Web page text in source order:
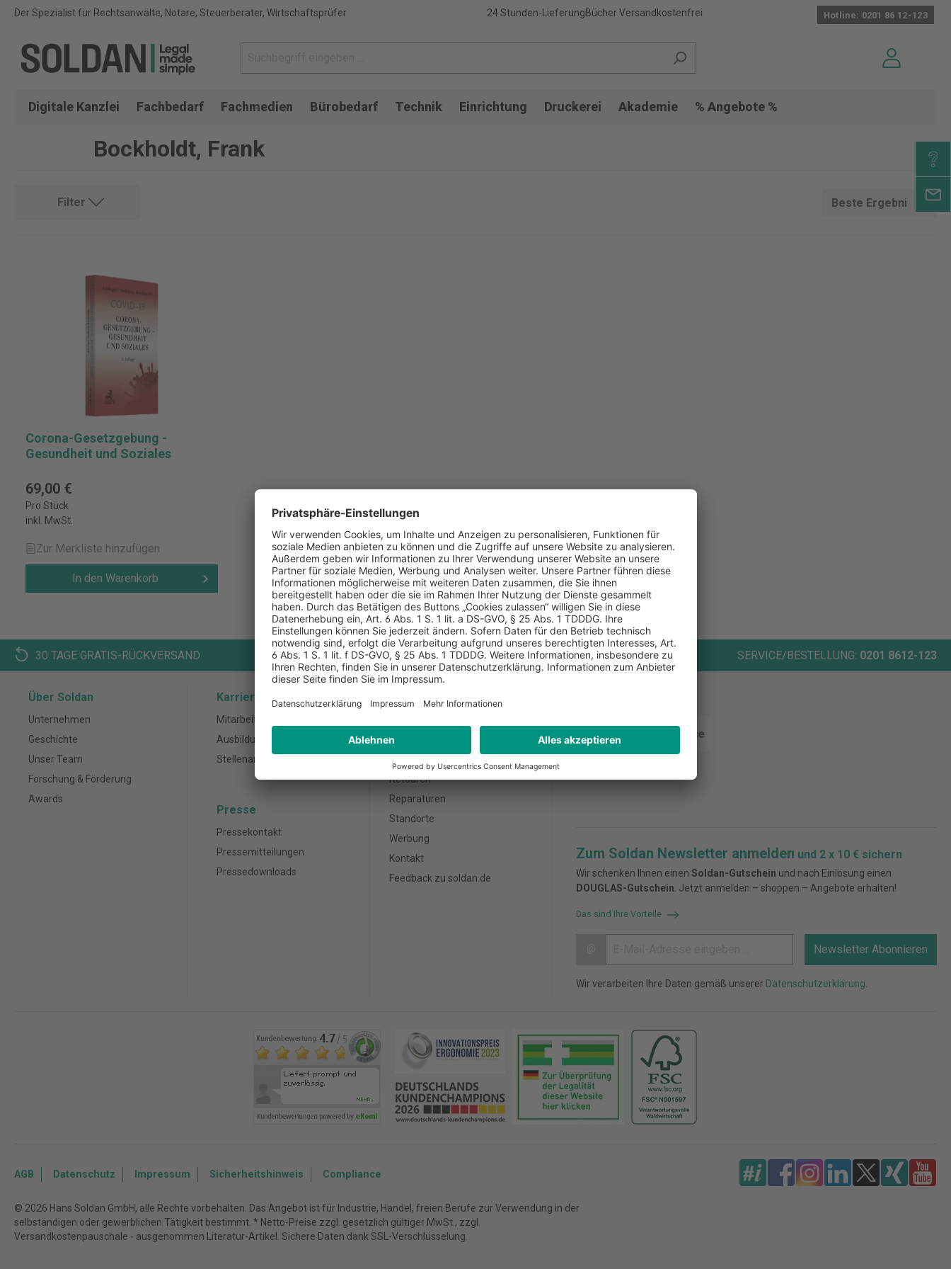
Der Spezialist für Rechtsanwälte, Notare, Steuerberater, Wirtschaftsprüfer 24 Stunden-LieferungBücher Versandkostenfrei Hotline: 0201 86 12-123
Digitale Kanzlei Fachbedarf Fachmedien Bürobedarf Technik Einrichtung Druckerei Akademie % Angebote %
Bockholdt, Frank
Filter
Corona-Gesetzgebung -
Gesundheit und Soziales
69,00 €
Pro Stück
inkl. MwSt.
Zur Merkliste hinzufügen
In den Warenkorb
30 TAGE GRATIS-RÜCKVERSAND KAUF AUF RECHNUNG BERATUNG DIREKT VOR ORT SERVICE/BESTELLUNG: 0201 8612-123
Über Soldan
Unternehmen
Geschichte
Unser Team
Forschung & Förderung
Awards
Karriere
Mitarbeiter
Ausbildung
Stellenanzeigen
Presse
Pressekontakt
Pressemitteilungen
Pressedownloads
Kundenservice
Außendienst
Retouren
Reparaturen
Standorte
Werbung
Kontakt
Feedback zu soldan.de
Zum Soldan Newsletter anmelden und 2 x 10 € sichern
Wir schenken Ihnen einen Soldan-Gutschein und nach Einlösung einen
DOUGLAS-Gutschein . Jetzt anmelden – shoppen – Angebote erhalten!
Das sind Ihre Vorteile
Newsletter Abonnieren
Wir verarbeiten Ihre Daten gemäß unserer Datenschutzerklärung
AGB Datenschutz Impressum Sicherheitshinweis Compliance
© 2026 Hans Soldan GmbH, alle Rechte vorbehalten. Das Angebot ist für Industrie, Handel, freien Berufe zur Verwendung in der
selbständigen oder gewerblichen Tätigkeit bestimmt. * Netto-Preise zzgl. gesetzlich gültiger MwSt., zzgl.
Versandkostenpauschale - ausgenommen Literatur-Artikel. Sichere Daten dank SSL-Verschlüsselung.